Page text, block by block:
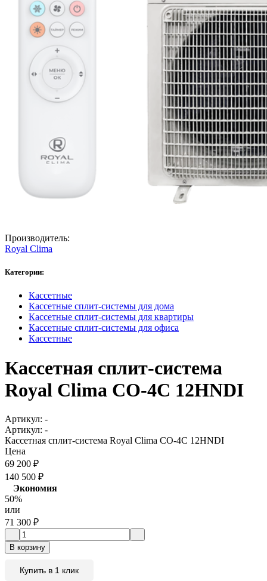
Производитель:
Royal Clima
Категории:
Кассетные
Кассетные сплит-системы для дома
Кассетные сплит-системы для квартиры
Кассетные сплит-системы для офиса
Кассетные
Кассетная сплит-система
Royal Clima CO-4C 12HNDI
Артикул: -
Артикул: -
Кассетная сплит-система Royal Clima CO-4C 12HNDI
Цена
69 200 ₽
140 500 ₽
Экономия
50%
или
71 300 ₽
В корзину
Купить в 1 клик